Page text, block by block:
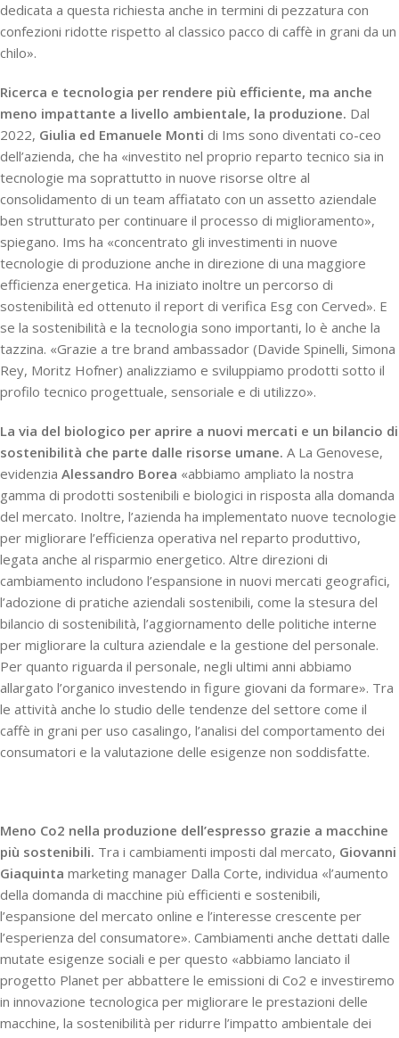
dedicata a questa richiesta anche in termini di pezzatura con
confezioni ridotte rispetto al classico pacco di caffè in grani da un
chilo».
Ricerca e tecnologia per rendere più efficiente, ma anche
meno impattante a livello ambientale, la produzione. Dal
2022, Giulia ed Emanuele Monti di Ims sono diventati co-ceo
dell’azienda, che ha «investito nel proprio reparto tecnico sia in
tecnologie ma soprattutto in nuove risorse oltre al
consolidamento di un team affiatato con un assetto aziendale
ben strutturato per continuare il processo di miglioramento»,
spiegano. Ims ha «concentrato gli investimenti in nuove
tecnologie di produzione anche in direzione di una maggiore
efficienza energetica. Ha iniziato inoltre un percorso di
sostenibilità ed ottenuto il report di verifica Esg con Cerved». E
se la sostenibilità e la tecnologia sono importanti, lo è anche la
tazzina. «Grazie a tre brand ambassador (Davide Spinelli, Simona
Rey, Moritz Hofner) analizziamo e sviluppiamo prodotti sotto il
profilo tecnico progettuale, sensoriale e di utilizzo».
La via del biologico per aprire a nuovi mercati e un bilancio di
sostenibilità che parte dalle risorse umane. A La Genovese,
evidenzia Alessandro Borea «abbiamo ampliato la nostra
gamma di prodotti sostenibili e biologici in risposta alla domanda
del mercato. Inoltre, l’azienda ha implementato nuove tecnologie
per migliorare l’efficienza operativa nel reparto produttivo,
legata anche al risparmio energetico. Altre direzioni di
cambiamento includono l’espansione in nuovi mercati geografici,
l’adozione di pratiche aziendali sostenibili, come la stesura del
bilancio di sostenibilità, l’aggiornamento delle politiche interne
per migliorare la cultura aziendale e la gestione del personale.
Per quanto riguarda il personale, negli ultimi anni abbiamo
allargato l’organico investendo in figure giovani da formare». Tra
le attività anche lo studio delle tendenze del settore come il
caffè in grani per uso casalingo, l’analisi del comportamento dei
consumatori e la valutazione delle esigenze non soddisfatte.
Meno Co2 nella produzione dell’espresso grazie a macchine
più sostenibili. Tra i cambiamenti imposti dal mercato, Giovanni
Giaquinta marketing manager Dalla Corte, individua «l’aumento
della domanda di macchine più efficienti e sostenibili,
l’espansione del mercato online e l’interesse crescente per
l’esperienza del consumatore». Cambiamenti anche dettati dalle
mutate esigenze sociali e per questo «abbiamo lanciato il
progetto Planet per abbattere le emissioni di Co2 e investiremo
in innovazione tecnologica per migliorare le prestazioni delle
macchine, la sostenibilità per ridurre l’impatto ambientale dei